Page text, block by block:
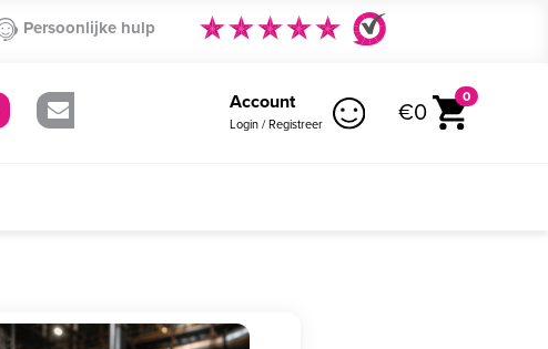
Persoonlijke hulp
Account
Login / Registreer €0 0